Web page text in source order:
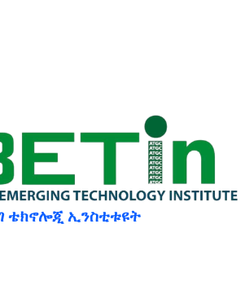
ቴክኖሎጂ ኢንስቲቱዩት